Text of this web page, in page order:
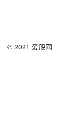
© 2021 爱股网